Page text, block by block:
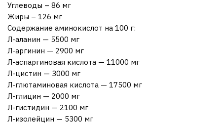
Углеводы – 86 мг
Жиры – 126 мг
Содержание аминокислот на 100 г:
Л-аланин — 5500 мг
Л-аргинин — 2900 мг
Л-аспаргиновая кислота — 11000 мг
Л-цистин — 3000 мг
Л-глютаминовая кислота — 17500 мг
Л-глицин — 2000 мг
Л-гистидин — 2100 мг
Л-изолейцин — 5300 мг